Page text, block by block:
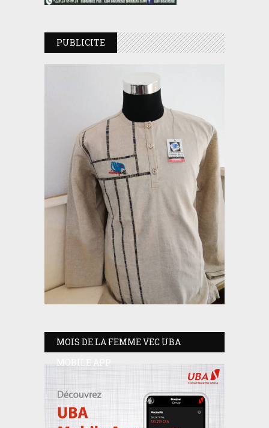
PUBLICITE
MOIS DE LA FEMME VEC UBA
MOBILE APP